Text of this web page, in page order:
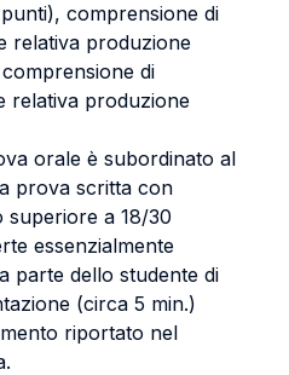
comprensione di
relativa produzione
di
relativa produzione
orale è subordinato al
prova scritta con
superiore a 18/30
essenzialmente
parte dello studente di
(circa 5 min.)
riportato nel